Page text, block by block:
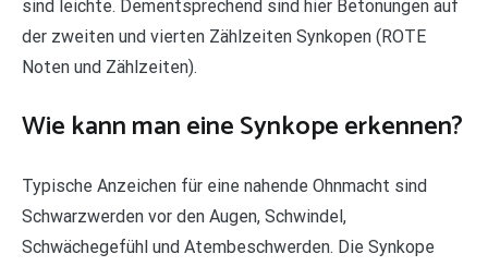
sind leichte. Dementsprechend sind hier Betonungen auf
der zweiten und vierten Zählzeiten Synkopen (ROTE
Noten und Zählzeiten).
Wie kann man eine Synkope erkennen?
Typische Anzeichen für eine nahende Ohnmacht sind
Schwarzwerden vor den Augen, Schwindel,
Schwächegefühl und Atembeschwerden. Die Synkope